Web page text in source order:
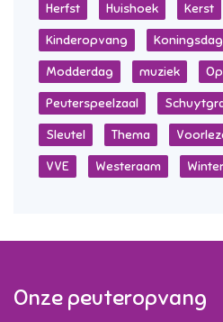
Herfst Huishoek Kerst
Kinderopvang Koningsdag
Modderdag muziek
Peuterspeelzaal
Sleutel Thema
VVE Westeraam Winter
Onze peuteropvang